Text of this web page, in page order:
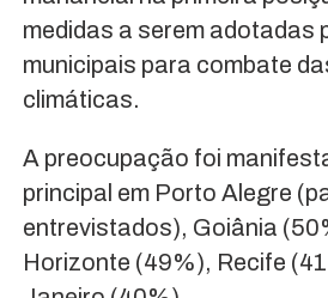
medidas a serem adotadas
municipais para combate
climáticas.
A preocupação foi
principal em Porto Alegre
entrevistados), Goiânia
Horizonte (49%), Recife